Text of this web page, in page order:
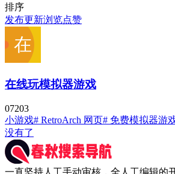
排序
发布更新浏览点赞
在线玩模拟器游戏
07203
小游戏# RetroArch 网页# 免费模拟器游
没有了